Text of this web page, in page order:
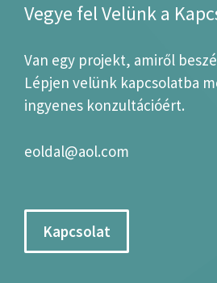
Vegye fel Velünk a
Van egy projekt, amiről
Lépjen velünk kapcsolatba
ingyenes konzultációért.
eoldal@aol.com
Kapcsolat